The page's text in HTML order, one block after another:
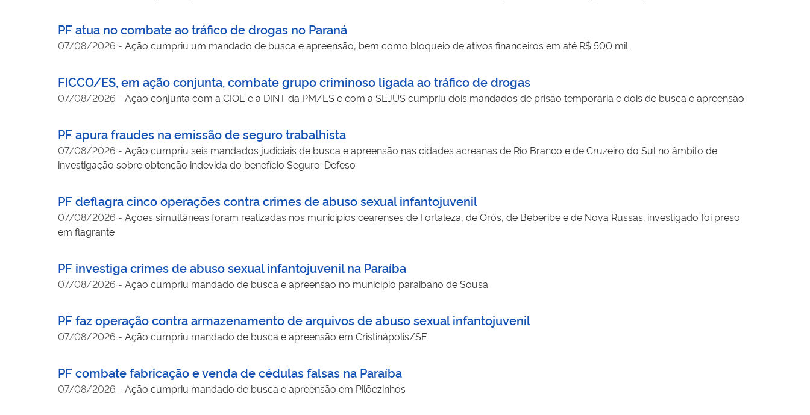
PF atua no combate ao tráfico de drogas no Paraná
07/08/2026 - Ação cumpriu um mandado de busca e apreensão, bem como bloqueio de ativos financeiros em até R$ 500 mil
FICCO/ES, em ação conjunta, combate grupo criminoso ligada ao tráfico de drogas
07/08/2026 - Ação conjunta com a CIOE e a DINT da PM/ES e com a SEJUS cumpriu dois mandados de prisão temporária e dois de busca e apreensão
PF apura fraudes na emissão de seguro trabalhista
07/08/2026 - Ação cumpriu seis mandados judiciais de busca e apreensão nas cidades acreanas de Rio Branco e de Cruzeiro do Sul no âmbito de
investigação sobre obtenção indevida do benefício Seguro-Defeso
PF deflagra cinco operações contra crimes de abuso sexual infantojuvenil
07/08/2026 - Ações simultâneas foram realizadas nos municípios cearenses de Fortaleza, de Orós, de Beberibe e de Nova Russas; investigado foi preso
em flagrante
PF investiga crimes de abuso sexual infantojuvenil na Paraíba
07/08/2026 - Ação cumpriu mandado de busca e apreensão no município paraibano de Sousa
PF faz operação contra armazenamento de arquivos de abuso sexual infantojuvenil
07/08/2026 - Ação cumpriu mandado de busca e apreensão em Cristinápolis/SE
PF combate fabricação e venda de cédulas falsas na Paraíba
07/08/2026 - Ação cumpriu mandado de busca e apreensão em Pilõezinhos